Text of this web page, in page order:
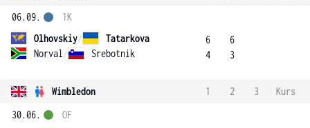
06.09.
Olhovskiy/
Tatarkova
Norval / Srebotnik
1K
6
4
6
3
Wimbledon 1 2 3
Kurs
30.06.
OF